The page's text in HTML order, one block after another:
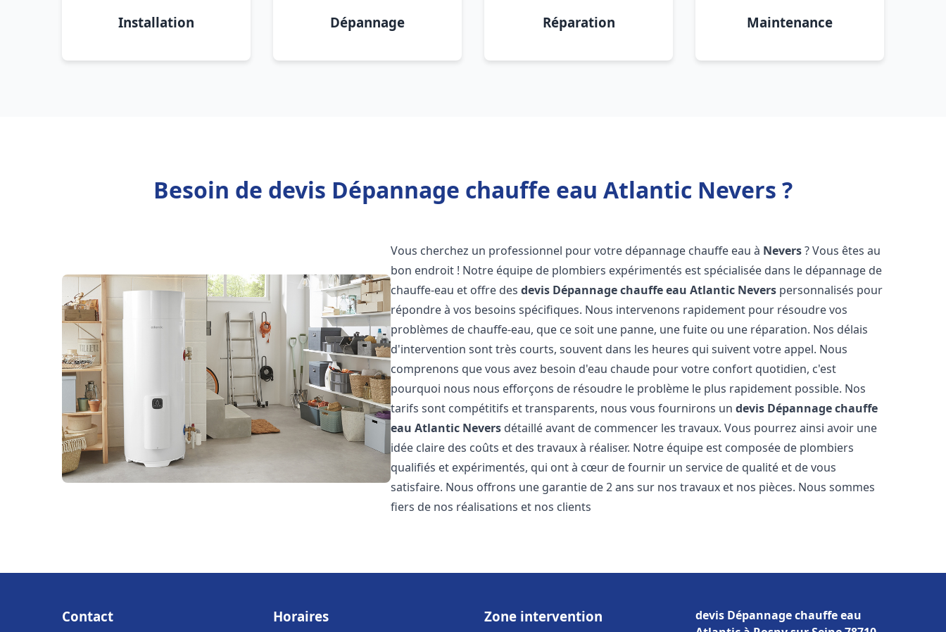
Installation Dépannage Réparation Maintenance
Besoin de devis Dépannage chauffe eau Atlantic Nevers ?
Vous cherchez un professionnel pour votre dépannage chauffe eau à Nevers? Vous êtes au
bon endroit ! Notre équipe de plombiers expérimentés est spécialisée dans le dépannage de
chauffe-eau et offre desdevis Dépannage chauffe eau Atlantic Nevers personnalisés pour
répondre à vos besoins spécifiques. Nous intervenons rapidement pour résoudre vos
problèmes de chauffe-eau, que ce soit une panne, une fuite ou une réparation. Nos délais
d'intervention sont très courts, souvent dans les heures qui suivent votre appel. Nous
comprenons que vous avez besoin d'eau chaude pour votre confort quotidien, c'est
pourquoi nous nous efforçons de résoudre le problème le plus rapidement possible. Nos
tarifs sont compétitifs et transparents, nous vous fournirons undevis Dépannage chauffe
eau Atlantic Nevers détaillé avant de commencer les travaux. Vous pourrez ainsi avoir une
idée claire des coûts et des travaux à réaliser. Notre équipe est composée de plombiers
qualifiés et expérimentés, qui ont à cœur de fournir un service de qualité et de vous
satisfaire. Nous offrons une garantie de 2 ans sur nos travaux et nos pièces. Nous sommes
fiers de nos réalisations et nos clients
Contact Horaires Zone intervention
devis Dépannage chauffe eau